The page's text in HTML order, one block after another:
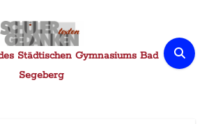
Städtischen Gymnasiums Bad
Segeberg